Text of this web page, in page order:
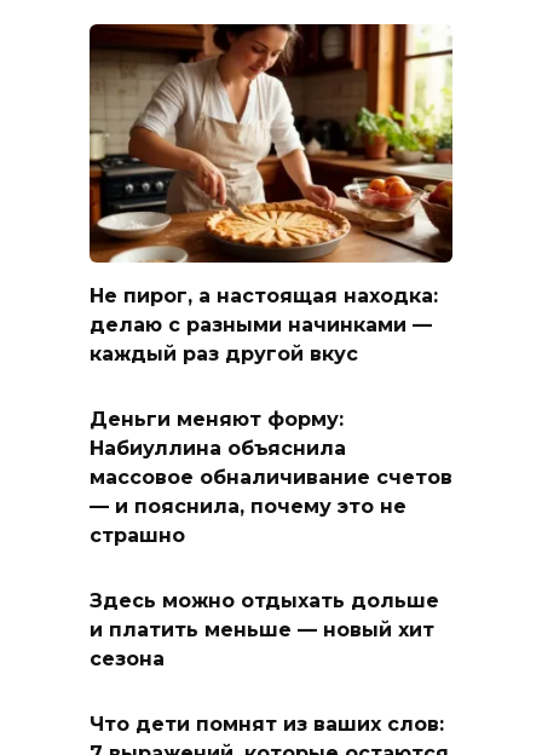
Не пирог, а настоящая находка:
делаю с разными начинками —
каждый раз другой вкус
Деньги меняют форму:
Набиуллина объяснила
массовое обналичивание счетов
— и пояснила, почему это не
страшно
Здесь можно отдыхать дольше
и платить меньше — новый хит
сезона
Что дети помнят из ваших слов: